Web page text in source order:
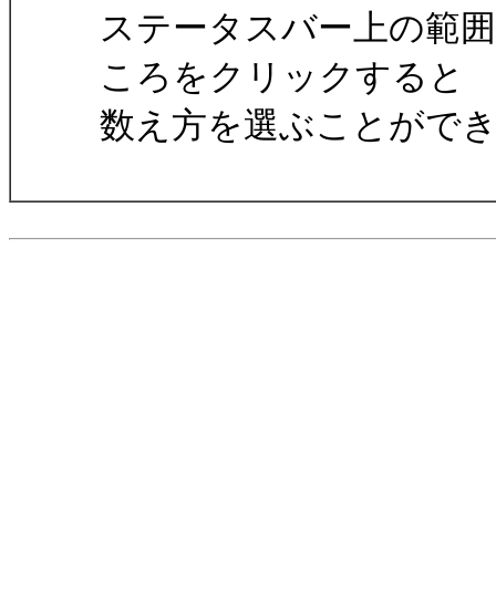
ステータスバー上の範
ころをクリックすると
数え方を選ぶことがで